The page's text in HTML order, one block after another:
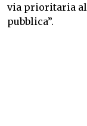
via prioritaria
pubblica”.